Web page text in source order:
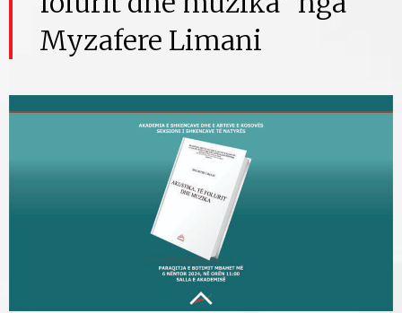
Myzafere Limani